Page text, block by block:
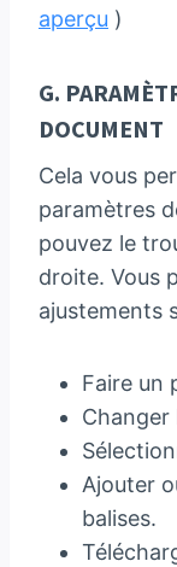
aperçu )
G.
DOCUMENT
Cela vous
paramètres
pouvez le
droite. Vous
ajustements
Faire un
Changer
Ajouter
balises.